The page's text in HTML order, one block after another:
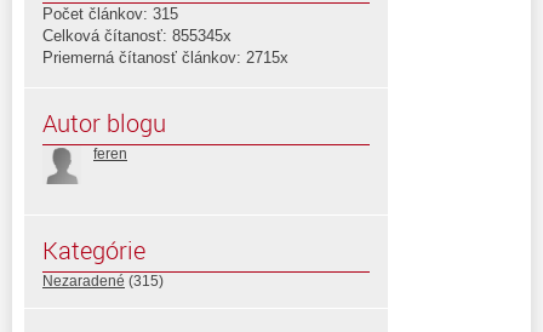
Počet článkov: 315
Celková čítanosť: 855345x
Priemerná čítanosť článkov: 2715x
Autor blogu
feren
Kategórie
Nezaradené (315)